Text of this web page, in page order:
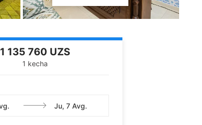
1 135 760 UZS
1 kecha